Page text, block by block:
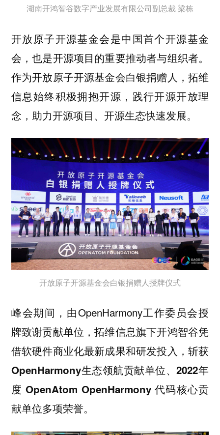
湖南开鸿智谷数字产业发展有限公司副总裁 梁栋
开放原子开源基金会是中国首个开源基金
会，也是开源项目的重要推动者与组织者。
作为开放原子开源基金会白银捐赠人，拓维
信息始终积极拥抱开源，践行开源开放理
念，助力开源项目、开源生态快速发展。
开放原子开源基金会白银捐赠人授牌仪式
峰会期间，由OpenHarmony工作委员会授
牌致谢贡献单位，拓维信息旗下开鸿智谷凭
借软硬件商业化最新成果和研发投入， 斩获
OpenHarmony生态领航贡献单位、2022年
度 OpenAtom OpenHarmony 代码核心贡
献单位多项荣誉。